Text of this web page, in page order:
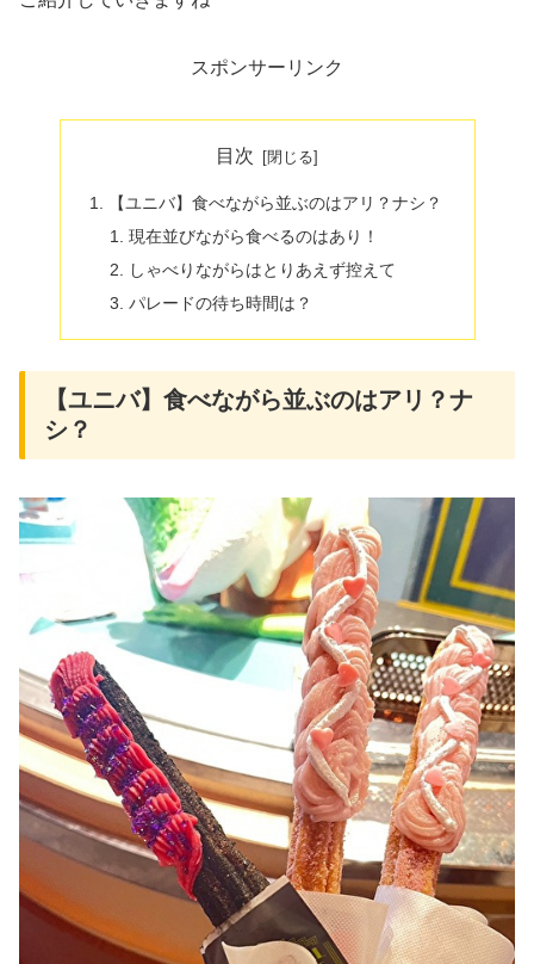
スポンサーリンク
目次
【ユニバ】食べながら並ぶのはアリ？ナシ？
現在並びながら食べるのはあり！
しゃべりながらはとりあえず控えて
パレードの待ち時間は？
【ユニバ】食べながら並ぶのはアリ？ナ
シ？